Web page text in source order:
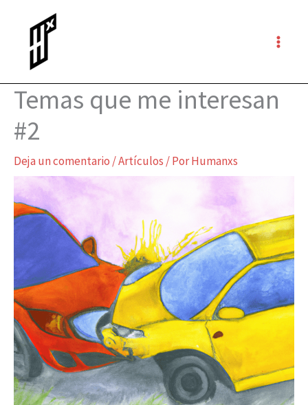
contenido
Temas que me interesan
#2
Deja un comentario /Artículos / PorHumanxs